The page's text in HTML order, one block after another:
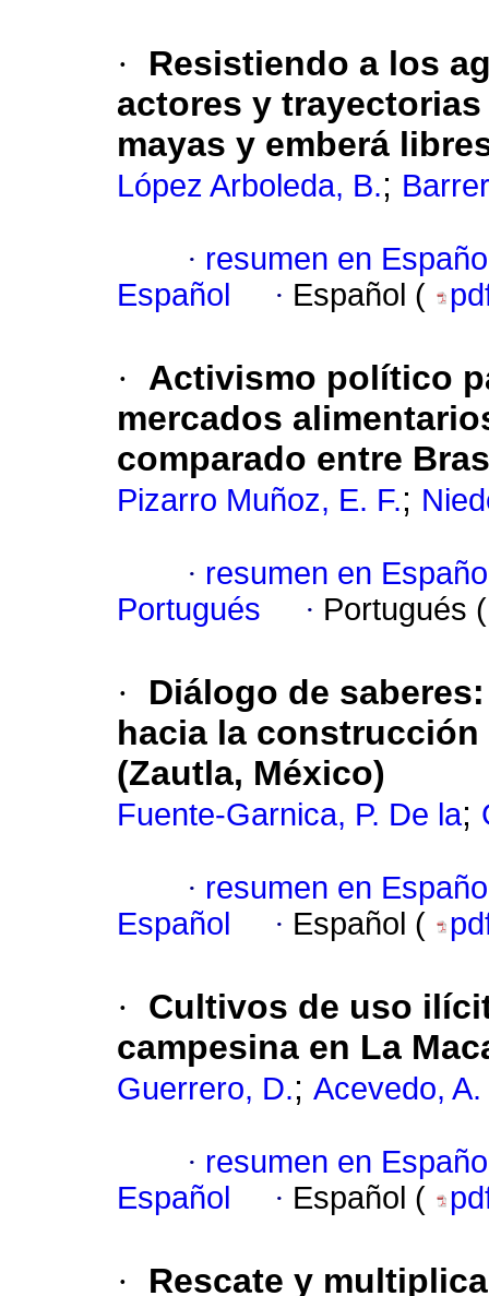
·
Resistiendo a los
actores y
mayas y emberá
López Arboleda, B.;
· resumen en
Español
· Español (
·
Activismo político
mercados
comparado entre
Pizarro Muñoz, E. F.;
· resumen en
Portugués
· Portugués
·
Diálogo de
hacia la
(Zautla, México)
Fuente-Garnica, P. De la;
· resumen en
Español
· Español (
·
Cultivos de uso
campesina en La
Guerrero, D.; Acevedo, A.
· resumen en
Español
· Español (
·
Rescate y